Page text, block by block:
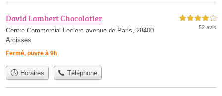
David Lambert Chocolatier
Centre Commercial Leclerc avenue de Paris, 28400
Arcisses
Fermé, ouvre à 9h
4,0 étoiles sur 5
52 avis
Horaires Téléphone